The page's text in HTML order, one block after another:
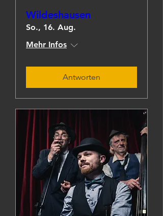
Wildeshausen
So., 16. Aug.
Mehr Infos
Antworten